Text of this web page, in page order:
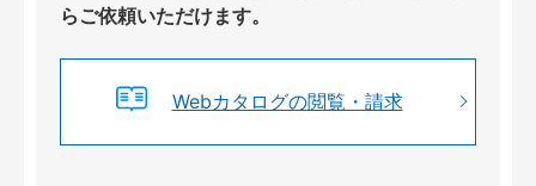
らご依頼いただけます。
Webカタログの閲覧・請求